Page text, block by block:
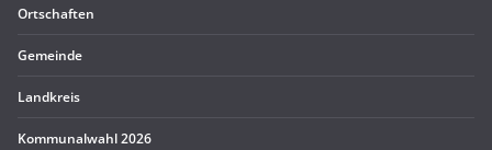
Ort­schaf­ten
Gemeinde
Land­kreis
Kom­mu­nal­wahl 2026